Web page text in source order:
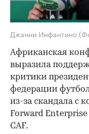
Джанни Инфантино
Африканская
выразила
критики
федерации
из-за скандала с
Forward Enterprise
СAF.